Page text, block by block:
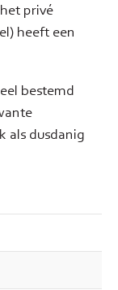
privé
heeft een
bestemd
als dusdanig